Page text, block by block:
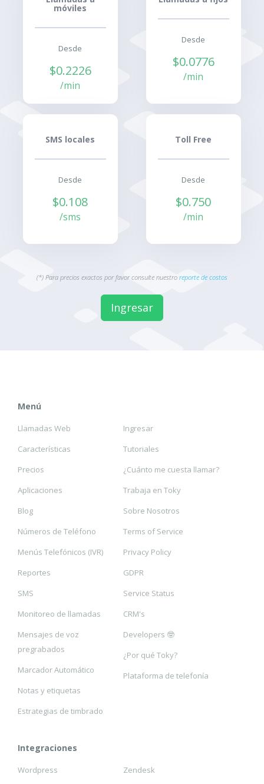
móviles
Desde
$0.2226
/min
Desde
$0.0776
/min
SMS locales
Desde
$0.108
/sms
Toll Free
Desde
$0.750
/min
(*) Para precios exactos por favor consulte nuestro reporte de costos
Ingresar
Menú
Llamadas Web
Características
Precios
Aplicaciones
Blog
Números de Teléfono
Menús Telefónicos (IVR)
Reportes
SMS
Monitoreo de llamadas
Mensajes de voz
pregrabados
Marcador Automático
Notas y etiquetas
Estrategias de timbrado
Ingresar
Tutoriales
¿Cuánto me cuesta llamar?
Trabaja en Toky
Sobre Nosotros
Terms of Service
Privacy Policy
GDPR
Service Status
CRM's
Developers 🤓
¿Por qué Toky?
Plataforma de telefonía
Integraciones
Wordpress
Zendesk